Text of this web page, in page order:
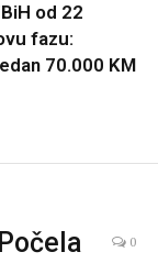
od 22
fazu:
70.000 KM
0